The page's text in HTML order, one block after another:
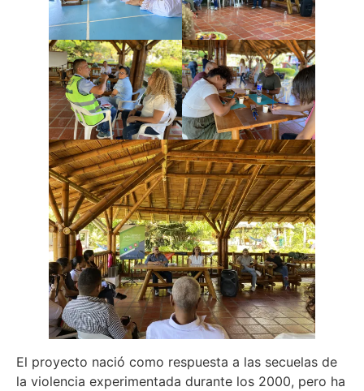
El proyecto nació como respuesta a las secuelas de
la violencia experimentada durante los 2000, pero ha